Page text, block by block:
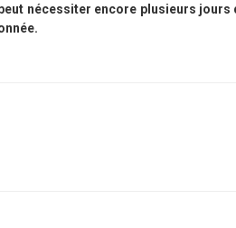
nécessiter encore plusieurs jours